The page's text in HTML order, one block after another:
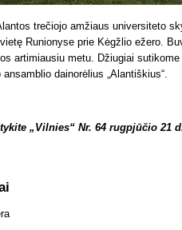
trečiojo amžiaus universiteto
Runionyse prie Kėgžlio ežero.
artimiausiu metu. Džiugiai
dainorėlius „Alantiškius“.
„Vilnies“ Nr. 64 rugpjūčio 21